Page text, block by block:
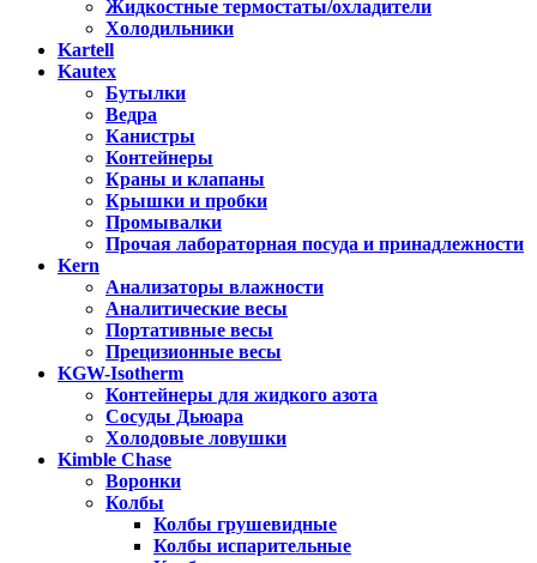
Жидкостные термостаты/охладители
Холодильники
Kartell
Kautex
Бутылки
Ведра
Канистры
Контейнеры
Краны и клапаны
Крышки и пробки
Промывалки
Прочая лабораторная посуда и принадлежности
Kern
Анализаторы влажности
Аналитические весы
Портативные весы
Прецизионные весы
KGW-Isotherm
Контейнеры для жидкого азота
Сосуды Дьюара
Холодовые ловушки
Kimble Chase
Воронки
Колбы
Колбы грушевидные
Колбы испарительные